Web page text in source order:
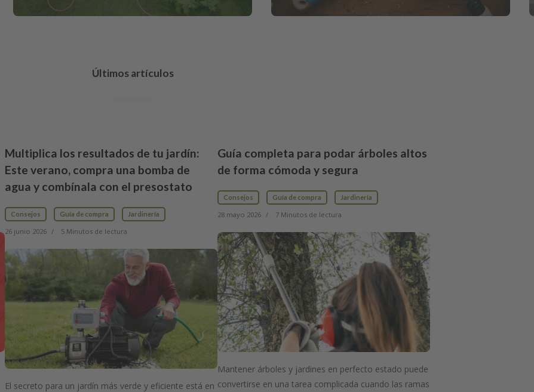
Últimos artículos
Multiplica los resultados de tu jardín:
Este verano, compra una bomba de
agua y combínala con el presostato
Consejos Guía de compra Jardinería
26 junio 2026 5 Minutos de lectura
El secreto para un jardín más verde y eficiente está en
Guía completa para podar árboles altos
de forma cómoda y segura
Consejos Guía de compra Jardinería
28 mayo 2026 7 Minutos de lectura
Mantener árboles y jardines en perfecto estado puede
convertirse en una tarea complicada cuando las ramas